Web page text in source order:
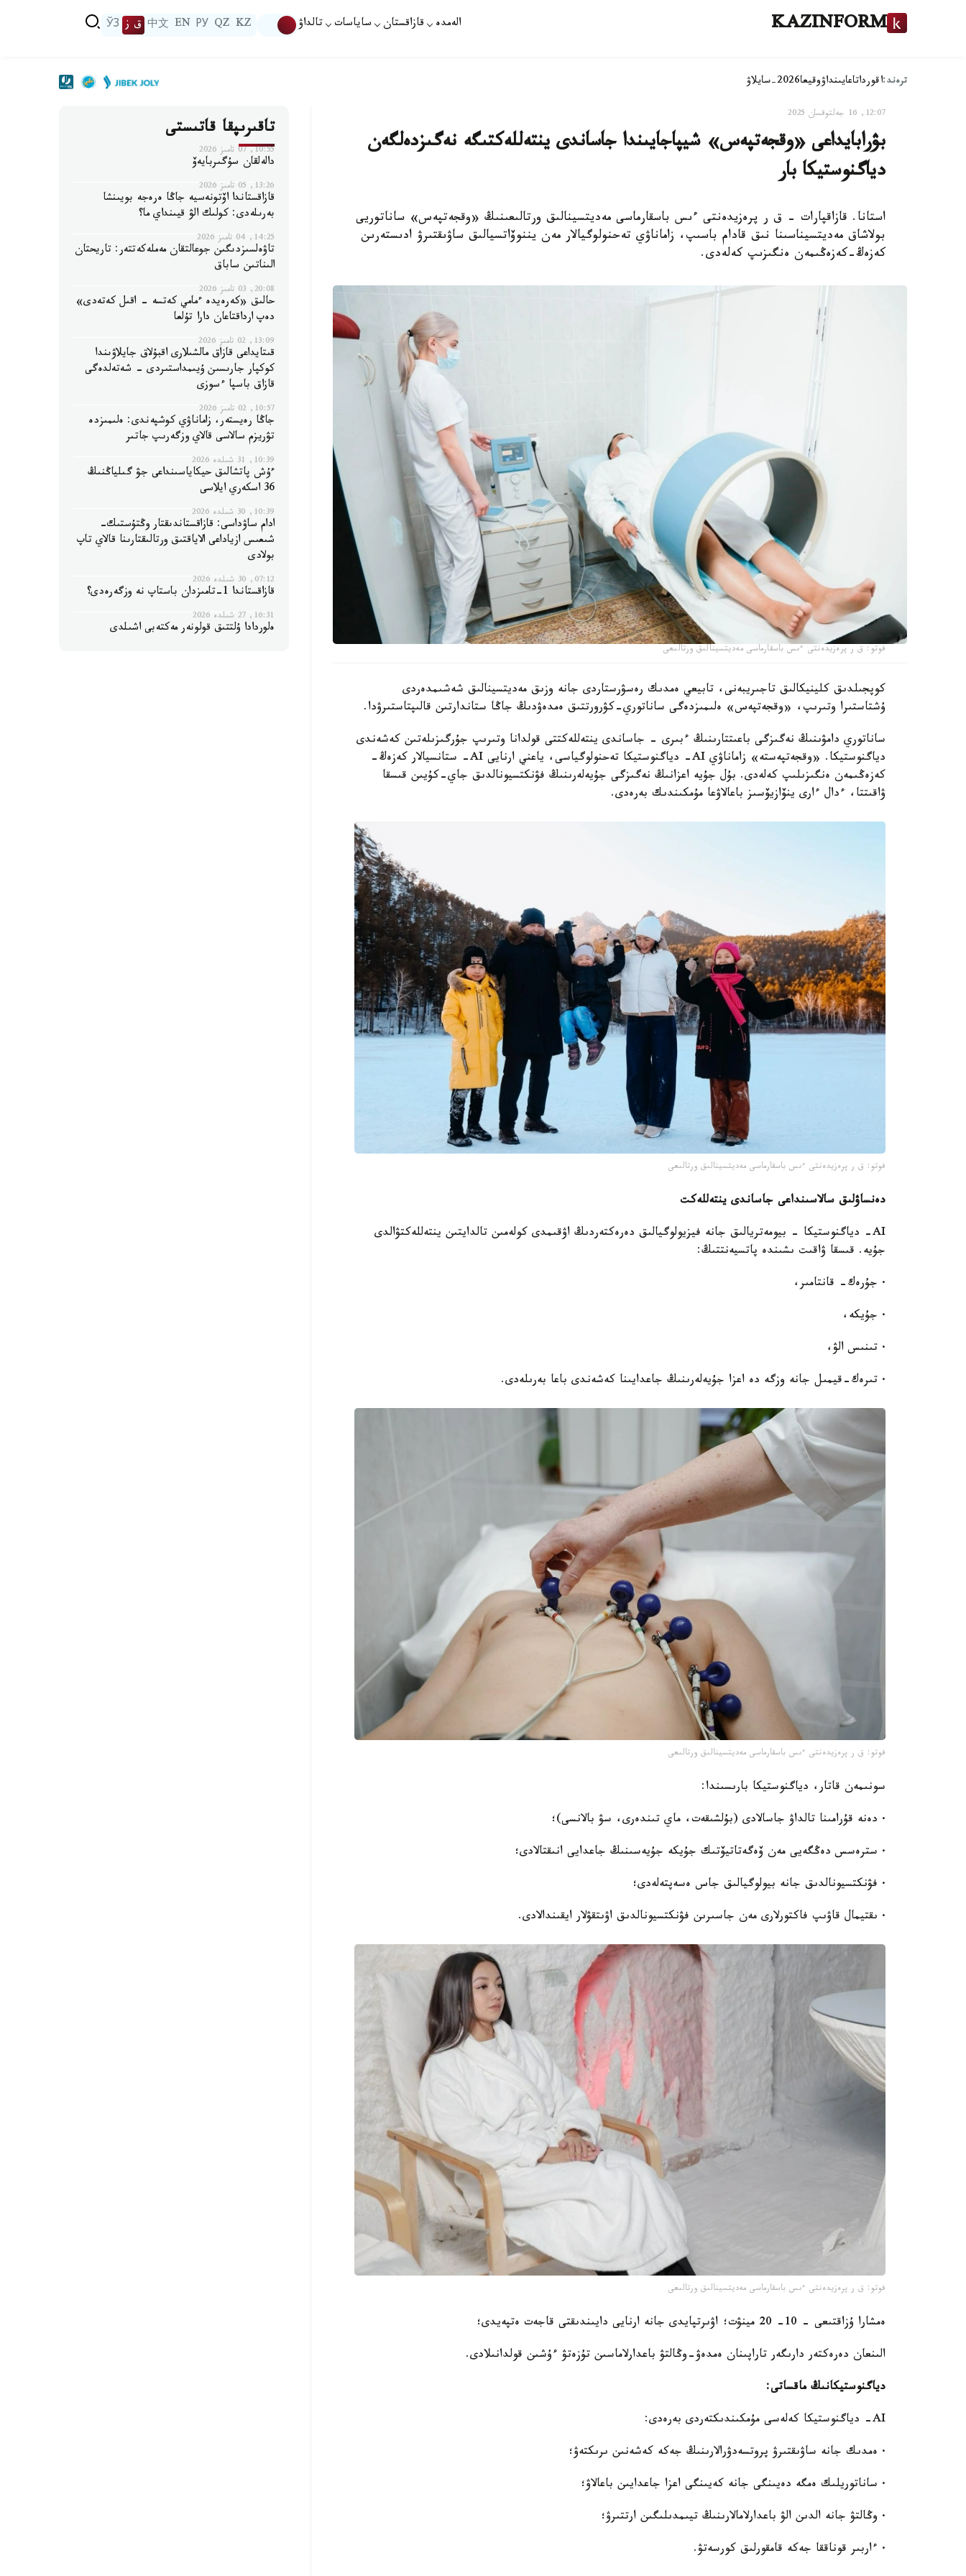
KAZINFORM الەمدە قازاقستان ساياسات تالداۋ KZ
QZ
РУ
EN
中文 ق ز ЎЗ
ترەند:اقورداتاعايىنداۋوقيعا2026-سايلاۋ
12:07, 16 جەلتوقسان 2025
بۋرابايداعى «وقجەتپەس» شيپاجايىندا جاساندى ينتەللەكتىگە نەگىزدەلگەن
دياگنوستيكا بار
استانا. قازاقپارات - ق ر پرەزيدەنتى ءىس باسقارماسى مەديتسينالىق ورتالىعىنىڭ «وقجەتپەس» ساناتوريى
بولاشاق مەديتسيناسىنا نىق قادام باسىپ، زاماناۋي تەحنولوگيالار مەن يننوۆاتسيالىق ساۋىقتىرۋ ادىستەرىن
كەزەڭ-كەزەڭىمەن ەنگىزىپ كەلەدى.
فوتو: ق ر پرەزيدەنتى ءىس باسقارماسى مەديتسينالىق ورتالىعى
كوپجىلدىق كلينيكالىق تاجىريبەنى، تابيعي ەمدىك رەسۋرستاردى جانە وزىق مەديتسينالىق شەشىمدەردى
ۇشتاستىرا وتىرىپ، «وقجەتپەس» ەلىمىزدەگى ساناتوري-كۋرورتتىق ەمدەۋدىڭ جاڭا ستاندارتىن قالىپتاستىرۋدا.
ساناتوري دامۋىنىڭ نەگىزگى باعىتتارىنىڭ ءبىرى - جاساندى ينتەللەكتتى قولدانا وتىرىپ جۇرگىزىلەتىن كەشەندى
دياگنوستيكا. «وقجەتپەستە» زاماناۋي AI- دياگنوستيكا تەحنولوگياسى، ياعني ارنايى AI- ستانسيالار كەزەڭ-
كەزەڭىمەن ەنگىزىلىپ كەلەدى. بۇل جۇيە اعزانىڭ نەگىزگى جۇيەلەرىنىڭ فۋنكتسيونالدىق جاي-كۇيىن قىسقا
ۋاقىتتا، ءدال ءارى ينۆازيۆسىز باعالاۋعا مۇمكىندىك بەرەدى.
فوتو: ق ر پرەزيدەنتى ءىس باسقارماسى مەديتسينالىق ورتالىعى
دەنساۋلىق سالاسىنداعى جاساندى ينتەللەكت
AI- دياگنوستيكا - بيومەتريالىق جانە فيزيولوگيالىق دەرەكتەردىڭ اۋقىمدى كولەمىن تالدايتىن ينتەللەكتۋالدى
جۇيە. قىسقا ۋاقىت ىشىندە پاتسيەنتتىڭ:
· جۇرەك- قانتامىر،
· جۇيكە،
· تىنىس الۋ،
· تىرەك-قيمىل جانە وزگە دە اعزا جۇيەلەرىنىڭ جاعدايىنا كەشەندى باعا بەرىلەدى.
فوتو: ق ر پرەزيدەنتى ءىس باسقارماسى مەديتسينالىق ورتالىعى
سونىمەن قاتار، دياگنوستيكا بارىسىندا:
· دەنە قۇرامىنا تالداۋ جاسالادى (بۇلشىقەت، ماي تىندەرى، سۋ بالانسى)؛
· سترەسس دەڭگەيى مەن ۆەگەتاتيۆتىك جۇيكە جۇيەسىنىڭ جاعدايى انىقتالادى؛
· فۋنكتسيونالدىق جانە بيولوگيالىق جاس ەسەپتەلەدى؛
· ىقتيمال قاۋىپ فاكتورلارى مەن جاسىرىن فۋنكتسيونالدىق اۋىتقۋلار ايقىندالادى.
فوتو: ق ر پرەزيدەنتى ءىس باسقارماسى مەديتسينالىق ورتالىعى
ەمشارا ۇزاقتىعى - 10- 20 مينۋت؛ اۋىرتپايدى جانە ارنايى دايىندىقتى قاجەت ەتپەيدى؛
الىنعان دەرەكتەر دارىگەر تاراپىنان ەمدەۋ-وڭالتۋ باعدارلاماسىن تۇزەتۋ ءۇشىن قولدانىلادى.
دياگنوستيكانىڭ ماقساتى:
AI- دياگنوستيكا كەلەسى مۇمكىندىكتەردى بەرەدى:
· ەمدىك جانە ساۋىقتىرۋ پروتسەدۋرالارىنىڭ جەكە كەشەنىن ىرىكتەۋ؛
· ساناتوريلىك ەمگە دەيىنگى جانە كەيىنگى اعزا جاعدايىن باعالاۋ؛
· وڭالتۋ جانە الدىن الۋ باعدارلامالارىنىڭ تيىمدىلىگىن ارتتىرۋ؛
· ءاربىر قوناققا جەكە قامقورلىق كورسەتۋ.
تاقىرىپقا قاتىستى
10:55, 07 تامىز 2026
دالەلقان سۇگىربايەۆ
13:26, 05 تامىز 2026
قازاقستاندا اۆتونەسيە جاڭا ەرەجە بويىنشا
بەرىلەدى: كولىك الۋ قيىنداي ما؟
14:25, 04 تامىز 2026
تاۋەلسىزدىگىن جوعالتقان مەملەكەتتەر: تاريحتان
الىناتىن ساباق
20:08, 03 تامىز 2026
حالىق «كەرەيدە ءمامي كەتسە - اقىل كەتەدى»
دەپ ارداقتاعان دارا تۇلعا
13:09, 02 تامىز 2026
قىتايداعى قازاق مالشىلارى اقبۇلاق جايلاۋىندا
كوكپار جارىسىن ۇيىمداستىردى - شەتەلدەگى
قازاق باسپا ءسوزى
10:57, 02 تامىز 2026
جاڭا رەيستەر، زاماناۋي كوشپەندى: ەلىمىزدە
تۋريزم سالاسى قالاي وزگەرىپ جاتىر
10:39, 31 شىلدە 2026
ءۇش پاتشالىق حيكاياسىنداعى جۋ گىلياڭنىڭ
36 اسكەري ايلاسى
10:39, 30 شىلدە 2026
ادام ساۋداسى: قازاقستاندىقتار وڭتۇستىك-
شىعىس ازياداعى الاياقتىق ورتالىقتارىنا قالاي تاپ
بولادى
07:12, 30 شىلدە 2026
قازاقستاندا 1-تامىزدان باستاپ نە وزگەرەدى؟
16:31, 27 شىلدە 2026
ەلوردادا ۇلتتىق قولونەر مەكتەبى اشىلدى